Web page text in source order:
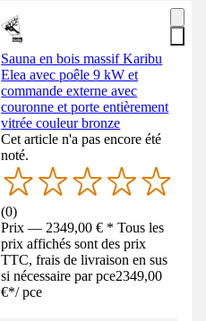
Sauna en bois massif Karibu
Elea avec poêle 9 kW et
commande externe avec
couronne et porte entièrement
vitrée couleur bronze
Cet article n'a pas encore été
noté.
(0)
Prix — 2349,00 € * Tous les
prix affichés sont des prix
TTC, frais de livraison en sus
si nécessaire par pce2349,00
€*/ pce